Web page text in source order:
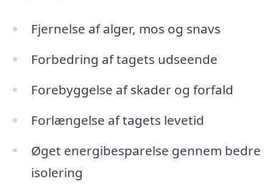
Fjernelse af alger, mos og snavs
Forbedring af tagets udseende
Forebyggelse af skader og forfald
Forlængelse af tagets levetid
Øget energibesparelse gennem bedre
isolering